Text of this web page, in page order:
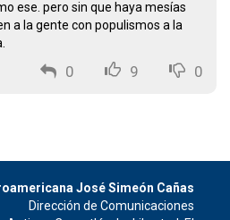
ese. pero sin que haya mesías
a la gente con populismos a la
0 9 0
José Simeón Cañas
Dirección de Comunicaciones